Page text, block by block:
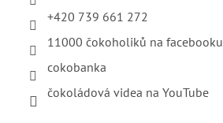
+420 739 661 272
11000 čokoholiků na facebooku
cokobanka
čokoládová videa na YouTube